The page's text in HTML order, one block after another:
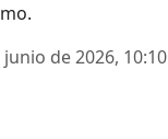
de 2026, 10:10